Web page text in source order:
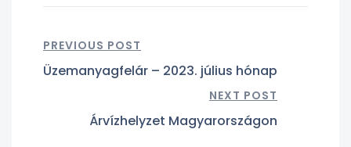
PREVIOUS POST
Üzemanyagfelár – 2023. július hónap
NEXT POST
Árvízhelyzet Magyarországon